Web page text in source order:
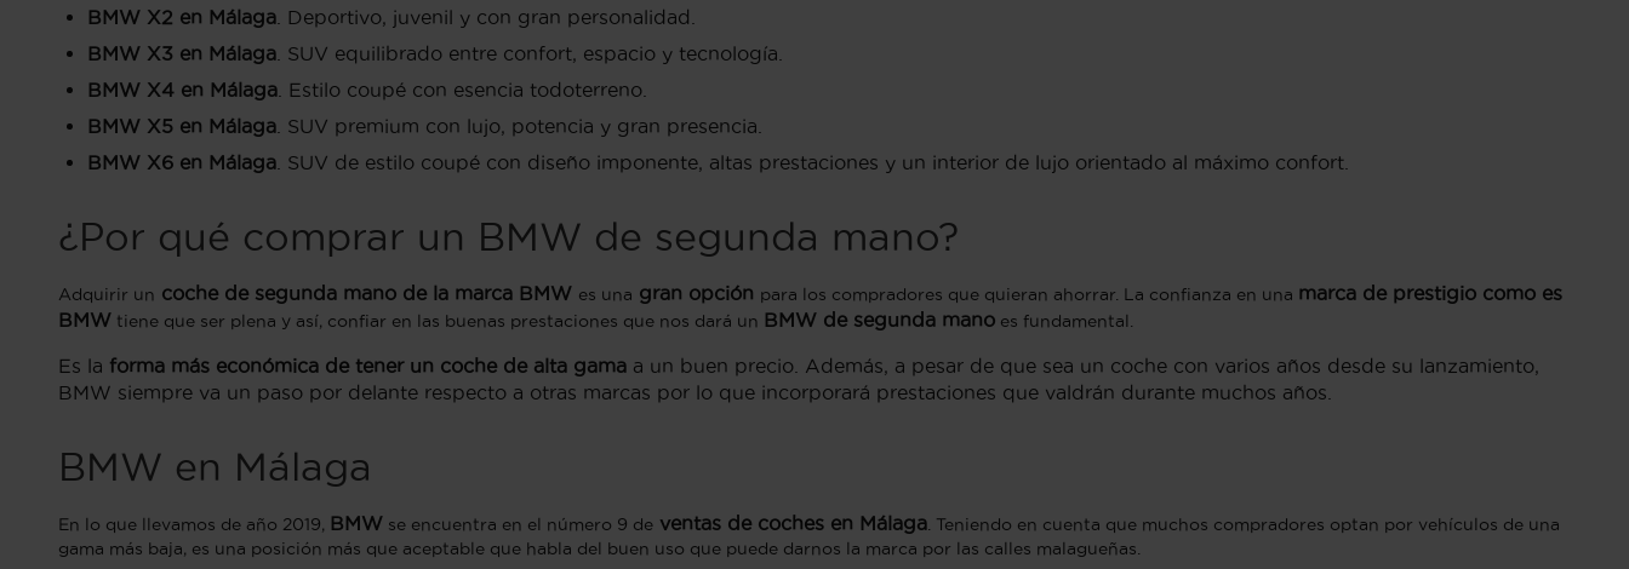
BMW X2 en Málaga . Deportivo, juvenil y con gran personalidad.
BMW X3 en Málaga . SUV equilibrado entre confort, espacio y tecnología.
BMW X4 en Málaga . Estilo coupé con esencia todoterreno.
BMW X5 en Málaga . SUV premium con lujo, potencia y gran presencia.
BMW X6 en Málaga . SUV de estilo coupé con diseño imponente, altas prestaciones y un interior de lujo orientado al máximo confort.
¿Por qué comprar un BMW de segunda mano?
Adquirir un coche de segunda mano de la marca BMW es una gran opción para los compradores que quieran ahorrar. La confianza en una marca de prestigio como es
BMW tiene que ser plena y así, confiar en las buenas prestaciones que nos dará un BMW de segunda mano es fundamental.
Es la forma más económica de tener un coche de alta gama a un buen precio. Además, a pesar de que sea un coche con varios años desde su lanzamiento,
BMW siempre va un paso por delante respecto a otras marcas por lo que incorporará prestaciones que valdrán durante muchos años.
BMW en Málaga
En lo que llevamos de año 2019, BMW se encuentra en el número 9 de ventas de coches en Málaga . Teniendo en cuenta que muchos compradores optan por vehículos de una
gama más baja, es una posición más que aceptable que habla del buen uso que puede darnos la marca por las calles malagueñas.